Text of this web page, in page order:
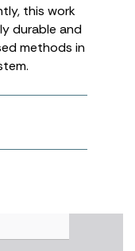
this work
durable and
methods in